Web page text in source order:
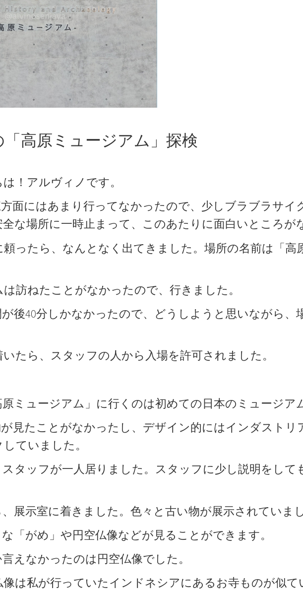
「高原ミュージアム」探検
！アルヴィノです。
面にはあまり行ってなかったので、少しブラブラサイ
な場所に一時止まって、このあたりに面白いところが
ったら、なんとなく出てきました。場所の名前は「高
訪ねたことがなかったので、行きました。
が後40分しかなかったので、どうしようと思いながら、
たら、スタッフの人から入場を許可されました。
ミュージアム」に行くのは初めての日本のミュージア
見たことがなかったし、デザイン的にはインダストリ
ていました。
タッフが一人居りました。スタッフに少し説明をして
展示室に着きました。色々と古い物が展示されていまし
「がめ」や円空仏像などが見ることができます。
えなかったのは円空仏像でした。
は私が行っていたインドネシアにあるお寺ものが似